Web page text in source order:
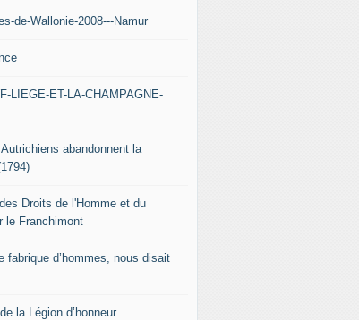
de-Wallonie-2008---Namur
LIEGE-ET-LA-CHAMPAGNE-
abandonnent la
Droits de l'Homme et du
le Franchimont
fabrique d’hommes, nous disait
la Légion d’honneur